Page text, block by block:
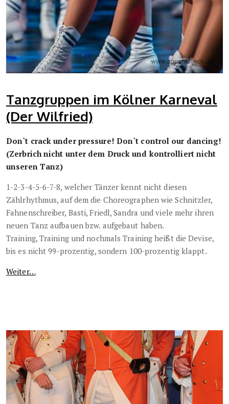
Tanzgruppen im Kölner Karneval
(Der Wilfried)
Don`t crack under pressure! Don`t control our dancing!
(Zerbrich nicht unter dem Druck und kontrolliert nicht
unseren Tanz)
1-2-3-4-5-6-7-8, welcher Tänzer kennt nicht diesen
Zählrhythmus, auf dem die Choreographen wie Schnitzler,
Fahnenschreiber, Basti, Friedl, Sandra und viele mehr ihren
neuen Tanz aufbauen bzw. aufgebaut haben.
Training, Training und nochmals Training heißt die Devise,
bis es nicht 99-prozentig, sondern 100-prozentig klappt.
Weiter…